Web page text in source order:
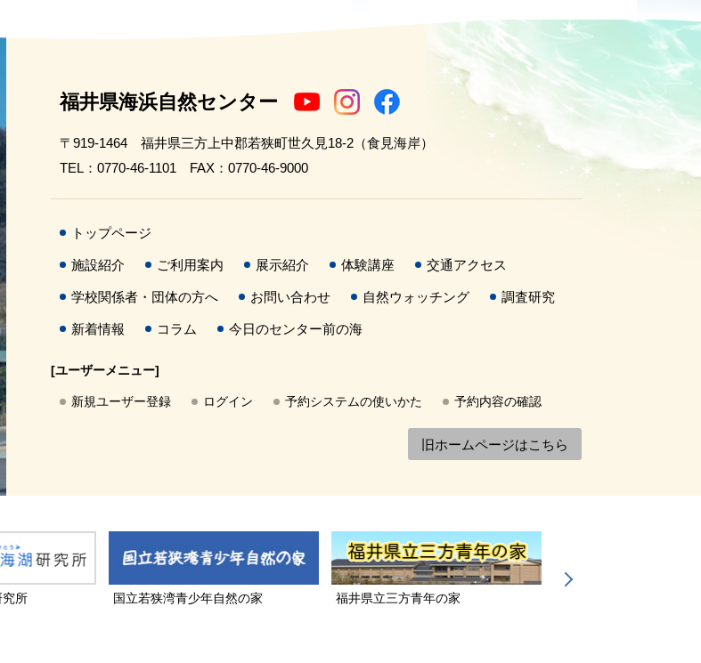
福井県海浜自然センター
〒919-1464 福井県三方上中郡若狭町世久見18-2（食見海岸）
TEL：0770-46-1101 FAX：0770-46-9000
トップページ
施設紹介 ご利用案内 展示紹介 体験講座 交通アクセス
学校関係者・団体の方へ お問い合わせ 自然ウォッチング 調査研究
新着情報 コラム 今日のセンター前の海
[ユーザーメニュー]
新規ユーザー登録 ログイン 予約システムの使いかた 予約内容の確認
旧ホームページはこちら
究所 国立若狭湾青少年自然の家 福井県立三方青年の家